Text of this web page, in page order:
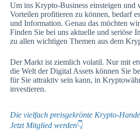
Um ins Krypto-Business einsteigen und
Vorteilen profitieren zu können, bedarf
und Information. Genau das möchten
Finden Sie bei uns aktuelle und seriöse
zu allen wichtigen Themen aus dem
Der Markt ist ziemlich volatil. Nur mit
die Welt der Digital Assets können Sie
für Sie attraktiv sein kann, in
investieren.
Die vielfach preisgekrönte Krypto-
Jetzt Mitglied werden👇